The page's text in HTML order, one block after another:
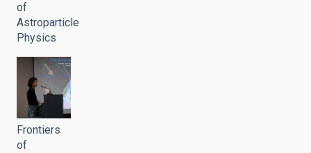
of
Astroparticle
Physics
Frontiers
of